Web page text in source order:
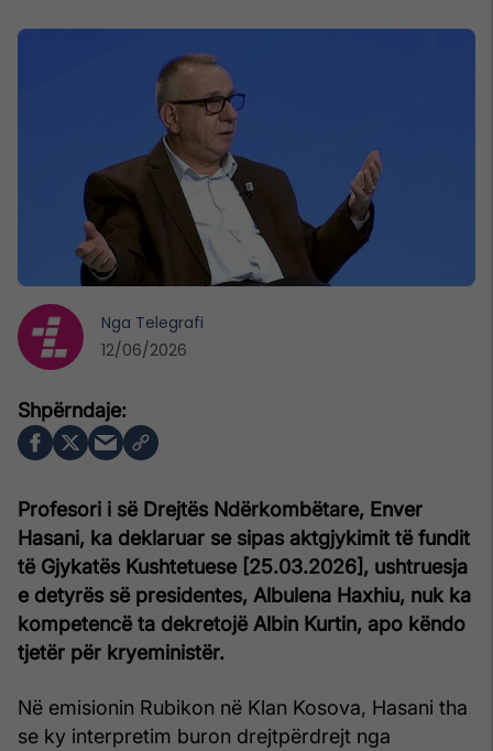
Profesori i së Drejtës Ndërkombëtare, Enver
Hasani, ka deklaruar se sipas aktgjykimit të fundit
të Gjykatës Kushtetuese [25.03.2026], ushtruesja
e detyrës së presidentes, Albulena Haxhiu, nuk ka
kompetencë ta dekretojë Albin Kurtin, apo këndo
tjetër për kryeministër.
Në emisionin Rubikon në Klan Kosova, Hasani tha
se ky interpretim buron drejtpërdrejt nga
Nga Telegrafi
12/06/2026